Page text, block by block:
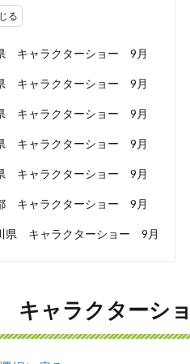
キャラクターショー 9月
キャラクターショー 9月
キャラクターショー 9月
キャラクターショー 9月
キャラクターショー 9月
キャラクターショー 9月
県 キャラクターショー 9月
キャラクターシ